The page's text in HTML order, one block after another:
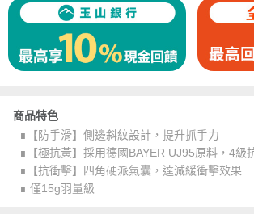
商品特色
∎【防手滑】側邊斜紋設計，提升抓手力
∎【極抗黃】採用德國BAYER UJ95原料，4級
∎【抗衝擊】四角硬派氣囊，達減緩衝擊效果
∎ 僅15g羽量級